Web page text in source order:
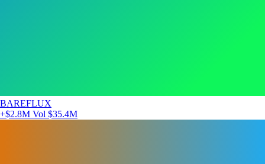
BAREFLUX
+$2.8M Vol $35.4M